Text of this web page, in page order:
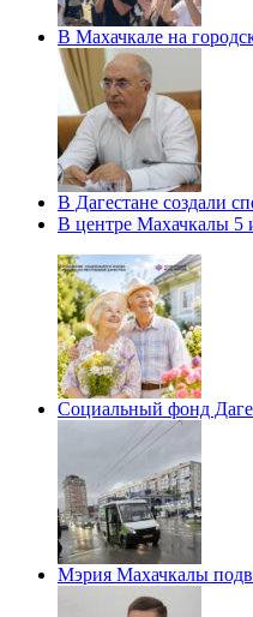
В Махачкале на
В Дагестане создали
В центре Махачкалы 5
Социальный фонд
Мэрия Махачкалы